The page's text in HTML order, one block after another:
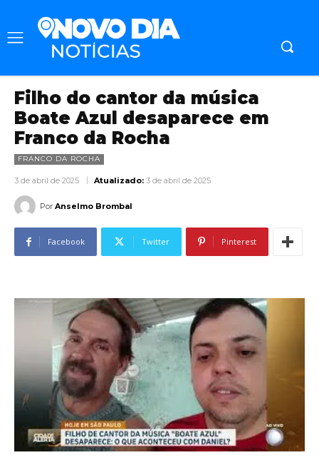
Filho do cantor da música
Boate Azul desaparece em
Franco da Rocha
FRANCO DA ROCHA
3 de abril de 2025 Atualizado: 3 de abril de 2025
Por Anselmo Brombal
Facebook Twitter Pinterest